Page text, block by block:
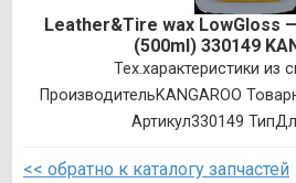
Leather&Tire wax LowGloss
(500ml) 330149
Тех.характеристики из
ПроизводительKANGAROO
Артикул330149
<< обратно к каталогу запчастей